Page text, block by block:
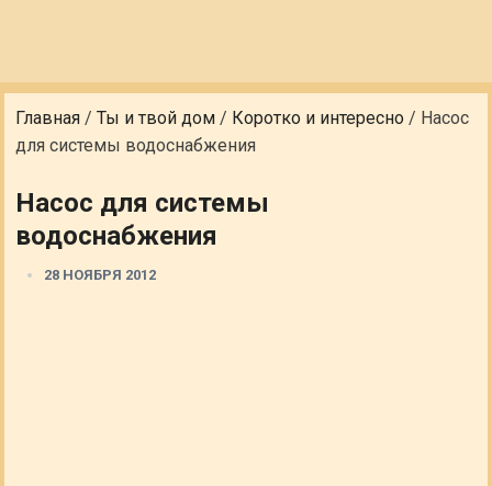
Главная /Ты и твой дом / Коротко и интересно / Насос
для системы водоснабжения
Насос для системы
водоснабжения
28 НОЯБРЯ 2012